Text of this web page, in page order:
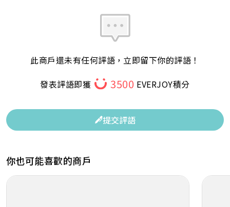
此商戶還未有任何評語，立即留下你的評語！
發表評語即獲
3500 EVERJOY積分
提交評語
你也可能喜歡的商戶